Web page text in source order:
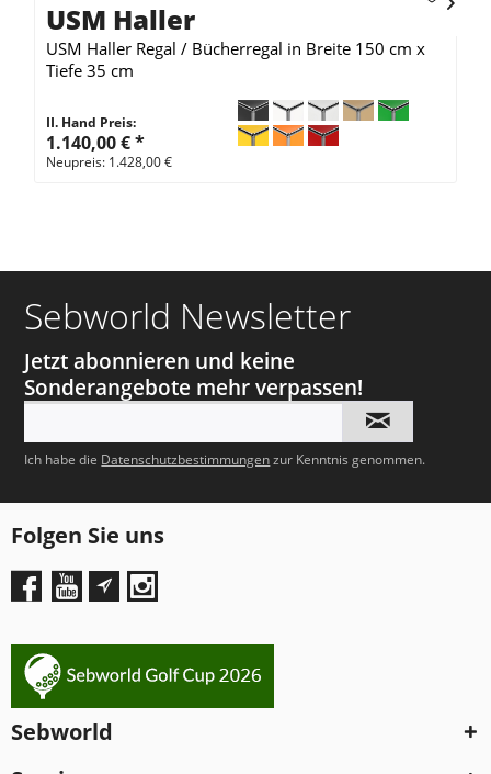
USM Haller
USM Haller Regal / Bücherregal in Breite 150 cm x
Tiefe 35 cm
II. Hand Preis:
1.140,00 €*
Neupreis: 1.428,00 €
Sebworld Newsletter
Jetzt abonnieren und keine
Sonderangebote mehr verpassen!
Ich habe die Datenschutzbestimmungenzur Kenntnis genommen.
Folgen Sie uns
Sebworld